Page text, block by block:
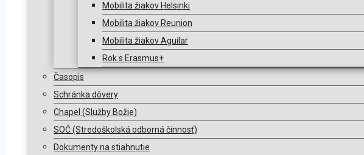
Mobilita žiakov Helsinki
Mobilita žiakov Reunion
Mobilita žiakov Aguilar
Rok s Erasmus+
Časopis
Schránka dôvery
Chapel (Služby Božie)
SOČ (Stredoškolská odborná činnosť)
Dokumenty na stiahnutie